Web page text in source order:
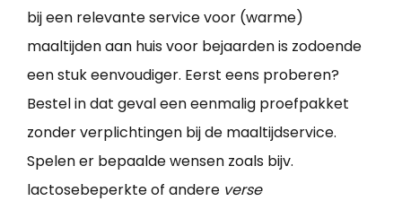
bij een relevante service voor (warme)
maaltijden aan huis voor bejaarden is zodoende
een stuk eenvoudiger. Eerst eens proberen?
Bestel in dat geval een eenmalig proefpakket
zonder verplichtingen bij de maaltijdservice.
Spelen er bepaalde wensen zoals bijv.
lactosebeperkte of andere verse